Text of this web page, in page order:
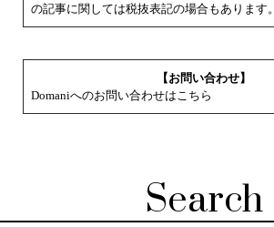
の記事に関しては税抜表記の場合もあります。
【お問い合わせ】
Domaniへのお問い合わせはこちら
Search